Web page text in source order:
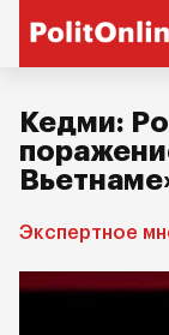
Кедми:
Экспертное